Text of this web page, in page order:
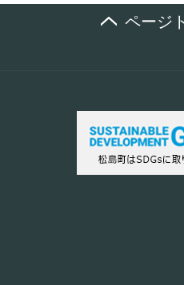
ページ